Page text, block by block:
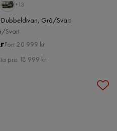
+13
Dubbeldivan, Grå/Svart
Svart
Pris
Original
Pris
Förr 20 999 kr
pris 18 999 kr